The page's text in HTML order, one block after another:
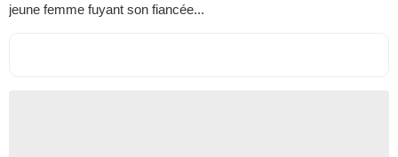
jeune femme fuyant son fiancée...